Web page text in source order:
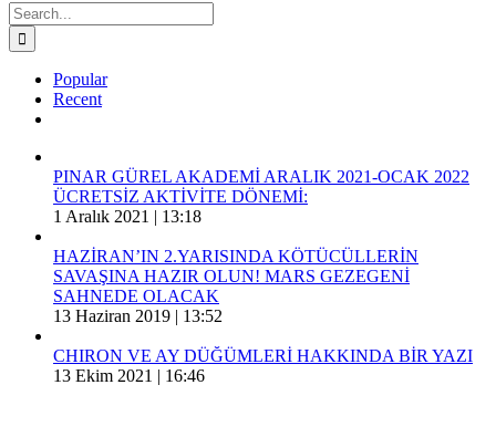
Search
for:
Popular
Recent
PINAR GÜREL AKADEMİ ARALIK 2021-OCAK 2022
ÜCRETSİZ AKTİVİTE DÖNEMİ:
1 Aralık 2021 | 13:18
HAZİRAN’IN 2.YARISINDA KÖTÜCÜLLERİN
SAVAŞINA HAZIR OLUN! MARS GEZEGENİ
SAHNEDE OLACAK
13 Haziran 2019 | 13:52
CHIRON VE AY DÜĞÜMLERİ HAKKINDA BİR YAZI
13 Ekim 2021 | 16:46